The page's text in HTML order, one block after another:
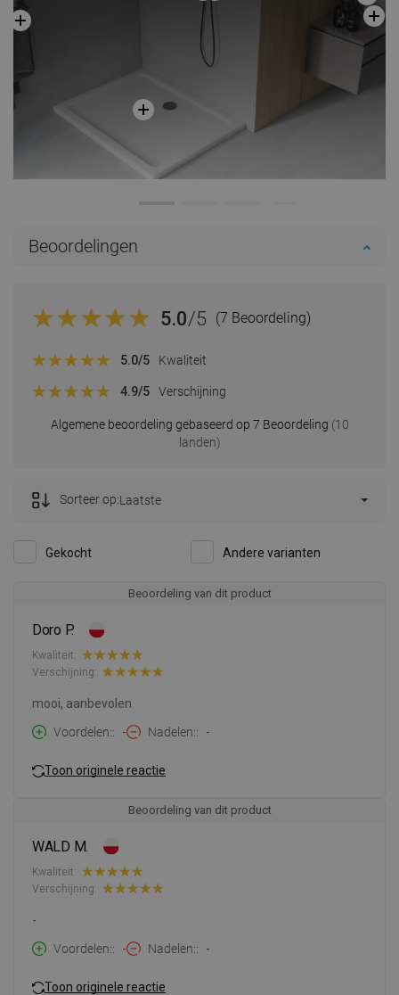
Beoordelingen
5.0/5 (7 Beoordeling)
Algemene beoordeling gebaseerd op 7 Beoordeling (10
landen)
5.0/5 Kwaliteit
4.9/5 Verschijning
Gekocht Andere varianten
Sorteer op:Laatste
Beoordeling van dit product
Doro P.
Kwaliteit:
Verschijning:
mooi, aanbevolen
Voordelen:
- Nadelen: -
Toon originele reactie
Beoordeling van dit product
WALD M.
Kwaliteit:
Verschijning:
-
Voordelen:
- Nadelen: -
Toon originele reactie